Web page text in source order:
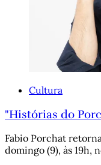
Cultura
"Histórias do
Fabio Porchat
domingo (9), às 19h,